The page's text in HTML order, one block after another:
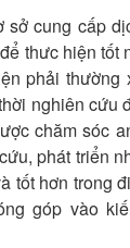
sở cung cấp
thưc hiện tốt
phải thường
nghiên cứu
chăm sóc
phát triển
tốt hơn trong
góp vào